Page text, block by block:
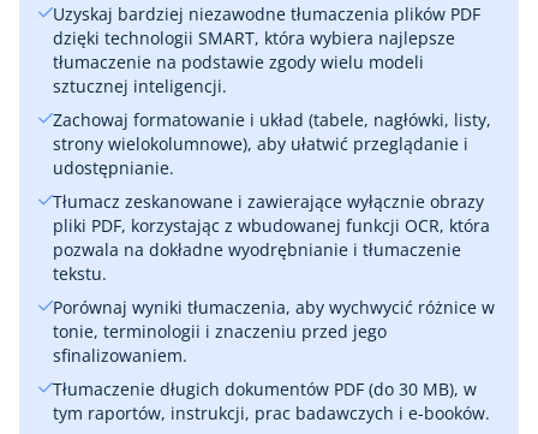
Uzyskaj bardziej niezawodne tłumaczenia plików PDF
dzięki technologii SMART, która wybiera najlepsze
tłumaczenie na podstawie zgody wielu modeli
sztucznej inteligencji.
Zachowaj formatowanie i układ (tabele, nagłówki, listy,
strony wielokolumnowe), aby ułatwić przeglądanie i
udostępnianie.
Tłumacz zeskanowane i zawierające wyłącznie obrazy
pliki PDF, korzystając z wbudowanej funkcji OCR, która
pozwala na dokładne wyodrębnianie i tłumaczenie
tekstu.
Porównaj wyniki tłumaczenia, aby wychwycić różnice w
tonie, terminologii i znaczeniu przed jego
sfinalizowaniem.
Tłumaczenie długich dokumentów PDF (do 30 MB), w
tym raportów, instrukcji, prac badawczych i e-booków.